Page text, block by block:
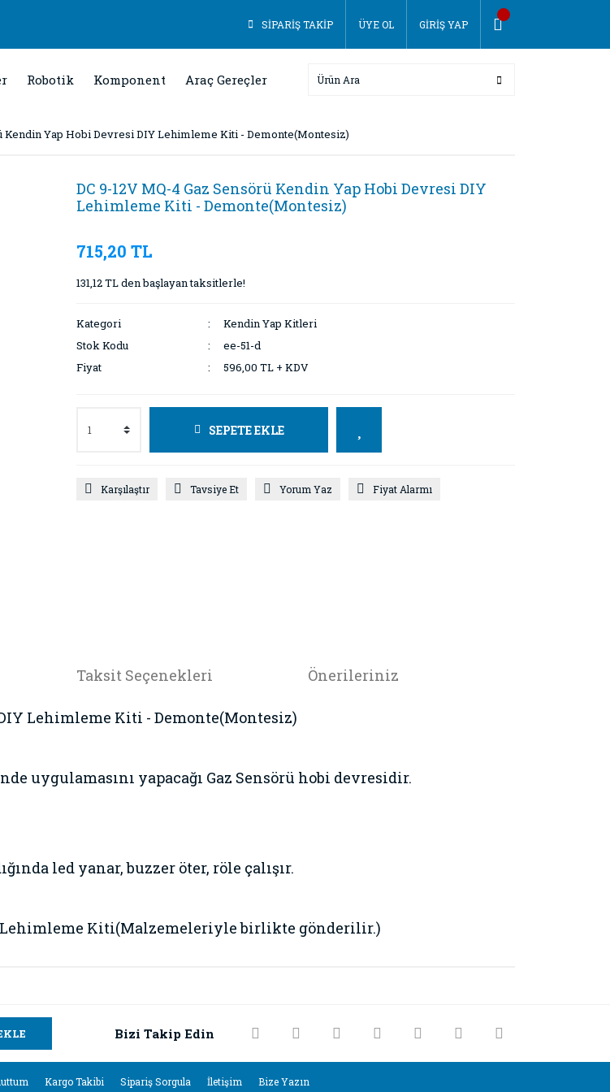
SİPARİŞ TAKİP ÜYE OL GİRİŞ YAP
Robotik Komponent Araç Gereçler
Kendin Yap Hobi Devresi DIY Lehimleme Kiti - Demonte(Montesiz)
DC 9-12V MQ-4 Gaz Sensörü Kendin Yap Hobi Devresi DIY
Lehimleme Kiti - Demonte(Montesiz)
715,20 TL
131,12 TL den başlayan taksitlerle!
Kategori
Kendin Yap Kitleri
Stok Kodu
ee-51-d
Fiyat
596,00 TL + KDV
SEPETE EKLE
Karşılaştır Tavsiye Et Yorum Yaz Fiyat Alarmı
Taksit Seçenekleri Önerileriniz
Lehimleme Kiti - Demonte(Montesiz)
uygulamasını yapacağı Gaz Sensörü hobi devresidir.
led yanar, buzzer öter, röle çalışır.
Lehimleme Kiti(Malzemeleriyle birlikte gönderilir.)
Bizi Takip Edin
Kargo Takibi Sipariş Sorgula İletişim Bize Yazın